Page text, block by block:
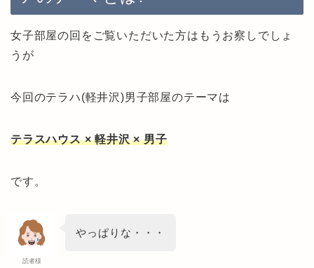
女子部屋の回をご覧いただいた方はもうお察しでしょ
うが
今回のテラハ(軽井沢)男子部屋のテーマは
テラスハウス × 軽井沢 × 男子
です。
読者様
やっぱりな・・・